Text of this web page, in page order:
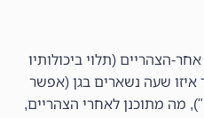
הצהריים (תלוי ביכולותיו
איזו שעה נשארים בגן (אפשר
מה מתוכנן לאחרי הצהריים,